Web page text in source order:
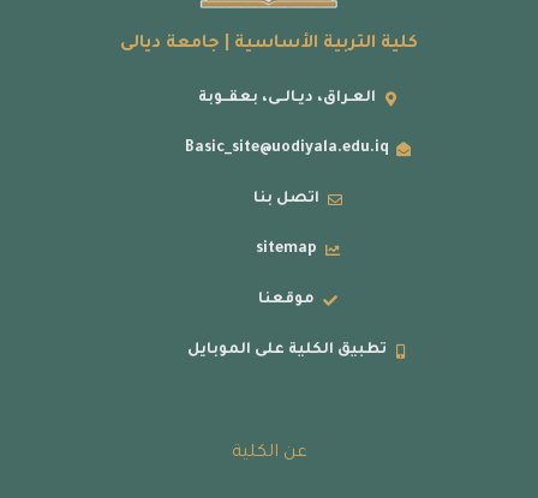
كلية التربية الأساسية | جامعة ديالى
العـراق، ديـالــى، بعقــوبة
Basic_site@uodiyala.edu.iq
اتصل بنا
sitemap
موقعنا
تطبيق الكلية على الموبايل
عن الكلية